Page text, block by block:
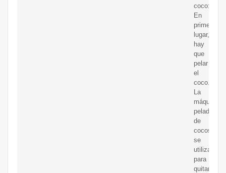
coco:
En
primer
lugar,
hay
que
pelar
el
coco.
La
máquina
peladora
de
cocos
se
utiliza
para
quitar